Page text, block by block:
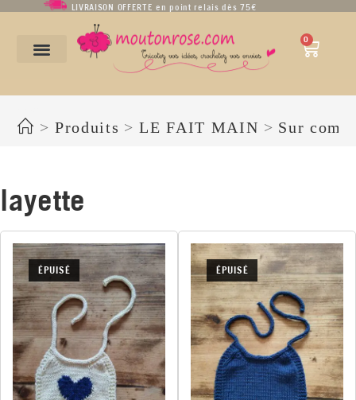
LIVRAISON OFFERTE en point relais dès 75€
0
> Produits > LE FAIT MAIN > Sur
layette
ÉPUISÉ ÉPUISÉ